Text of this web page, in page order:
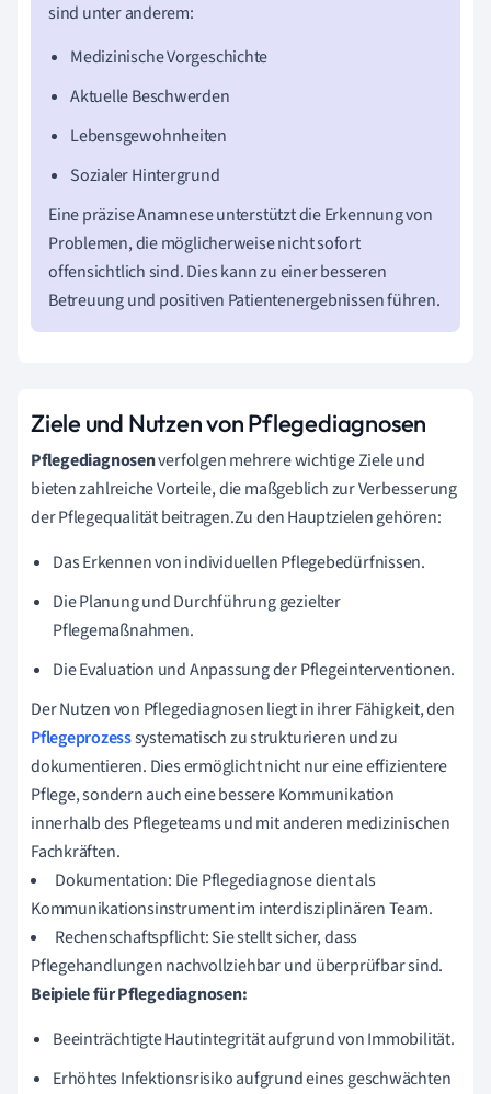
sind unter anderem:
Medizinische Vorgeschichte
Aktuelle Beschwerden
Lebensgewohnheiten
Sozialer Hintergrund
Eine präzise Anamnese unterstützt die Erkennung von
Problemen, die möglicherweise nicht sofort
offensichtlich sind. Dies kann zu einer besseren
Betreuung und positiven Patientenergebnissen führen.
Ziele und Nutzen von Pflegediagnosen
Pflegediagnosenverfolgen mehrere wichtige Ziele und
bieten zahlreiche Vorteile, die maßgeblich zur Verbesserung
der Pflegequalität beitragen.Zu den Hauptzielen gehören:
Das Erkennen von individuellen Pflegebedürfnissen.
Die Planung und Durchführung gezielter
Pflegemaßnahmen.
Die Evaluation und Anpassung der Pflegeinterventionen.
Der Nutzen von Pflegediagnosen liegt in ihrer Fähigkeit, den
Pflegeprozesssystematisch zu strukturieren und zu
dokumentieren. Dies ermöglicht nicht nur eine effizientere
Pflege, sondern auch eine bessere Kommunikation
innerhalb des Pflegeteams und mit anderen medizinischen
Fachkräften.
Dokumentation: Die Pflegediagnose dient als
Kommunikationsinstrument im interdisziplinären Team.
Rechenschaftspflicht: Sie stellt sicher, dass
Pflegehandlungen nachvollziehbar und überprüfbar sind.
Beipiele für Pflegediagnosen:
Beeinträchtigte Hautintegrität aufgrund von Immobilität.
Erhöhtes Infektionsrisiko aufgrund eines geschwächten